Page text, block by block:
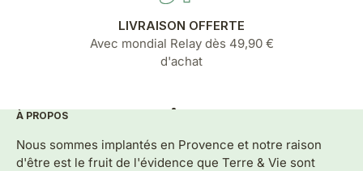
LIVRAISON OFFERTE
Avec mondial Relay dès 49,90 €
d'achat
À PROPOS
Nous sommes implantés en Provence et notre raison
d'être est le fruit de l'évidence que Terre & Vie sont